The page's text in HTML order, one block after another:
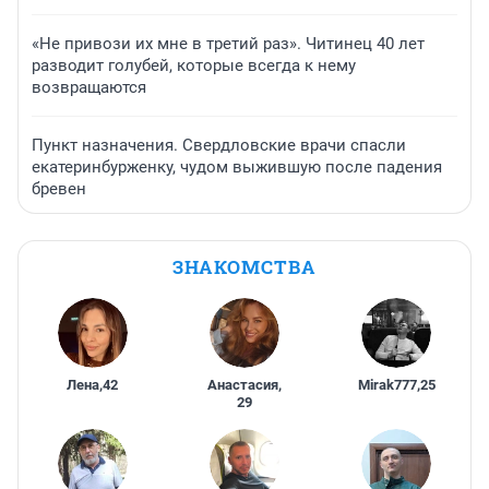
«Не привози их мне в третий раз». Читинец 40 лет
разводит голубей, которые всегда к нему
возвращаются
Пункт назначения. Свердловские врачи спасли
екатеринбурженку, чудом выжившую после падения
бревен
ЗНАКОМСТВА
Лена,42 Анастасия,
29
Mirak777,25